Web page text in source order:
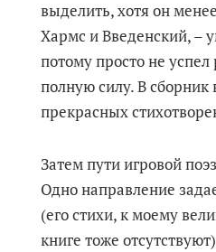
выделить, хотя он
Хармс и Введенский, –
потому просто не успел
полную силу. В сборник
прекрасных
Затем пути игровой
Одно направление
(его стихи, к моему
книге тоже